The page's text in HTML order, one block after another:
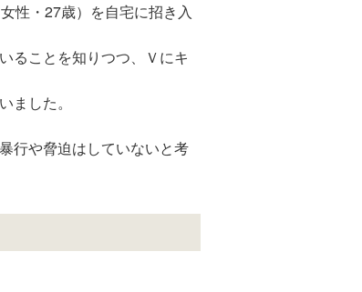
性・27歳）を自宅に招き入
ることを知りつつ、Ｖにキ
ました。
行や脅迫はしていないと考